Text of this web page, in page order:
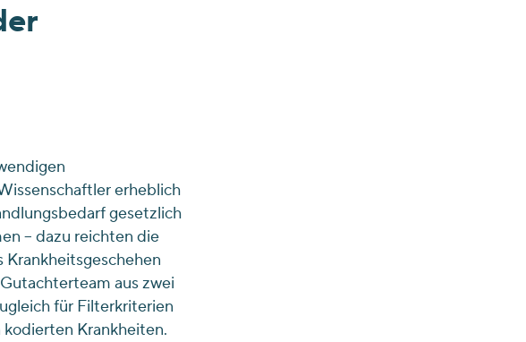
erheblich
gesetzlich
– dazu reichten die
Krankheitsgeschehen
aus zwei
für Filterkriterien
Krankheiten.